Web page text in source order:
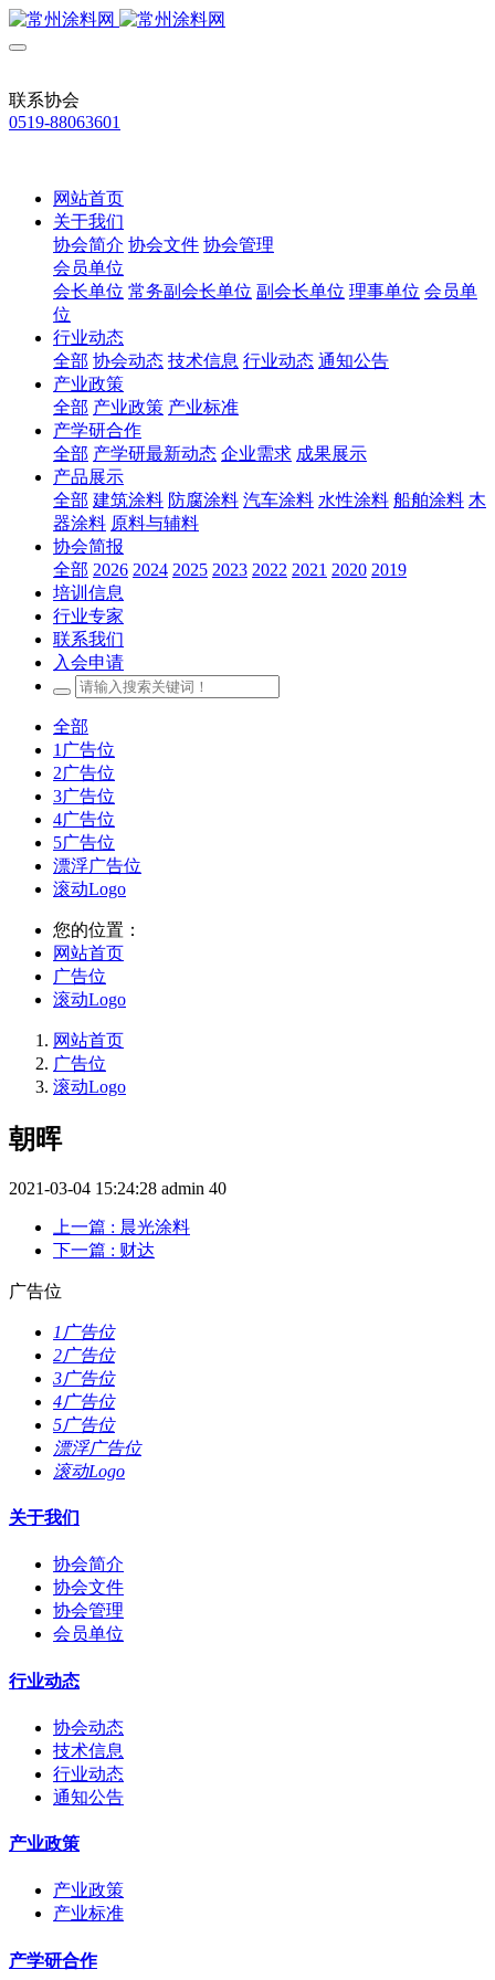
联系协会
0519-88063601
网站首页
关于我们
协会简介 协会文件 协会管理
会员单位
会长单位 常务副会长单位 副会长单位 理事单位 会员单
位
行业动态
全部 协会动态 技术信息 行业动态 通知公告
产业政策
全部 产业政策 产业标准
产学研合作
全部 产学研最新动态 企业需求 成果展示
产品展示
全部 建筑涂料 防腐涂料 汽车涂料 水性涂料 船舶涂料 木
器涂料 原料与辅料
协会简报
全部 2026 2024 2025 2023 2022 2021 2020 2019
培训信息
行业专家
联系我们
入会申请
全部
1广告位
2广告位
3广告位
4广告位
5广告位
漂浮广告位
滚动Logo
您的位置：
网站首页
广告位
滚动Logo
网站首页
广告位
滚动Logo
朝晖
2021-03-04 15:24:28 admin 40
上一篇 : 晨光涂料
下一篇 : 财达
广告位
1广告位
2广告位
3广告位
4广告位
5广告位
漂浮广告位
滚动Logo
关于我们
协会简介
协会文件
协会管理
会员单位
行业动态
协会动态
技术信息
行业动态
通知公告
产业政策
产业政策
产业标准
产学研合作